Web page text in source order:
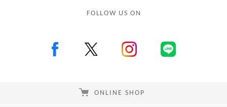
FOLLOW US ON
ONLINE SHOP